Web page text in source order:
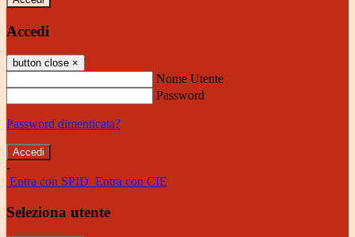
Accedi
button close ×
Nome Utente
Password
Password dimenticata?
-
Entra con SPID Entra con CIE
Seleziona utente